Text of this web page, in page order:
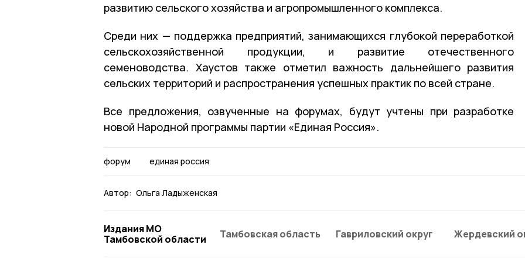
развитию сельского хозяйства и агропромышленного комплекса.
Среди них — поддержка предприятий, занимающихся глубокой переработкой
сельскохозяйственной продукции, и развитие отечественного
семеноводства. Хаустов также отметил важность дальнейшего развития
сельских территорий и распространения успешных практик по всей стране.
Все предложения, озвученные на форумах, будут учтены при разработке
новой Народной программы партии «Единая Россия».
форум единая россия
Автор: Ольга Ладыженская
Издания МО
Тамбовской области
Тамбовская область Гавриловский округ Жердевский